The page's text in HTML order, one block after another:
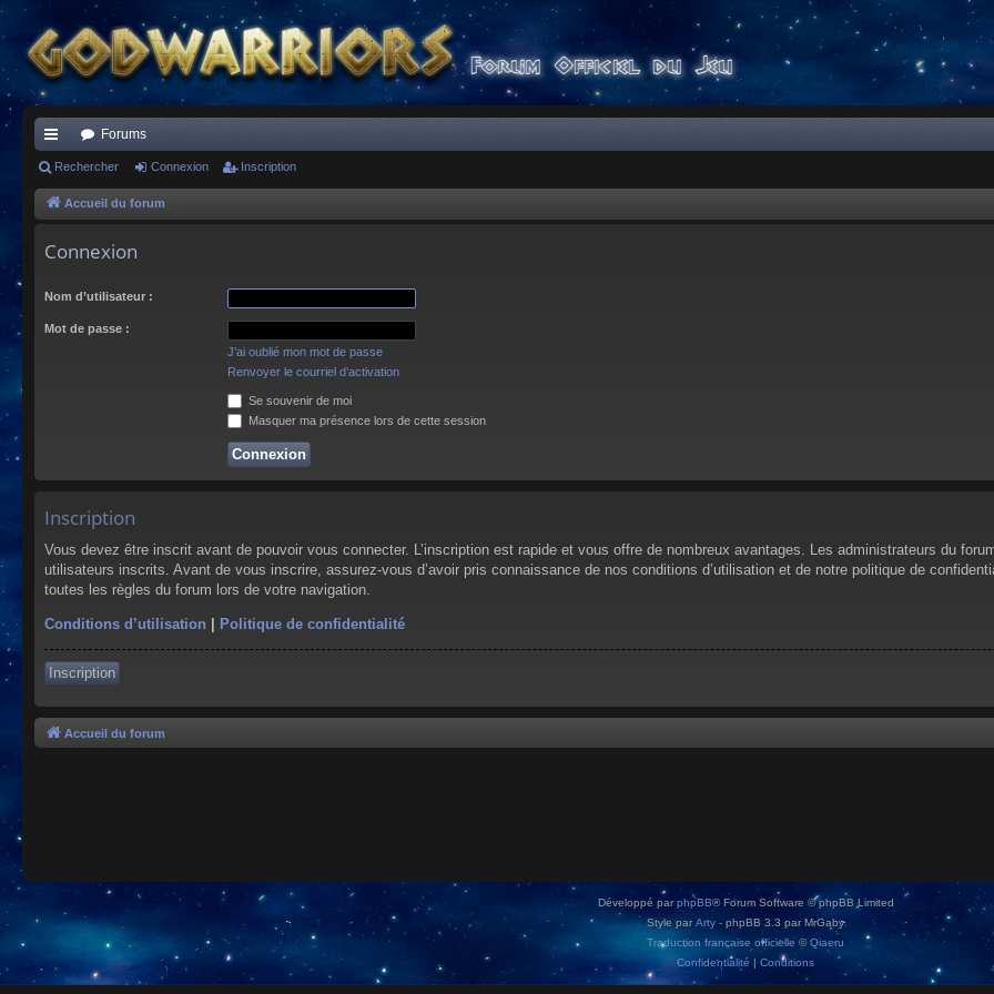
ac
co
s
Forums
Rechercher Connexion Inscription
Accueil du forum
Connexion
Nom d’utilisateur :
Mot de passe :
J’ai oublié mon mot de passe
Renvoyer le courriel d’activation
Se souvenir de moi
Masquer ma présence lors de cette session
Inscription
Vous devez être inscrit avant de pouvoir vous connecter. L’inscription est rapide et vous offre de nombreux avantages. Les administrateurs du
utilisateurs inscrits. Avant de vous inscrire, assurez-vous d’avoir pris connaissance de nos conditions d’utilisation et de notre politique de
toutes les règles du forum lors de votre navigation.
Conditions d’utilisation | Politique de confidentialité
Inscription
Accueil du forum
Développé parphpBB® Forum Software © phpBB Limited
Style par Arty - phpBB 3.3 par MrGaby
Traduction française officielle ©Qiaeru
Confidentialité | Conditions